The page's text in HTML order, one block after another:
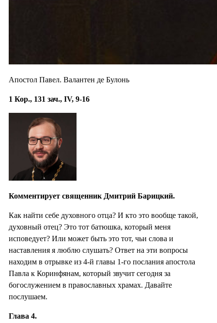
Апостол Павел. Валантен де Булонь
1 Кор., 131 зач., IV, 9-16
Комментирует священник Дмитрий Барицкий.
Как найти себе духовного отца? И кто это вообще такой,
духовный отец? Это тот батюшка, который меня
исповедует? Или может быть это тот, чьи слова и
наставления я люблю слушать? Ответ на эти вопросы
находим в отрывке из 4-й главы 1-го послания апостола
Павла к Коринфянам, который звучит сегодня за
богослужением в православных храмах. Давайте
послушаем.
Глава 4.